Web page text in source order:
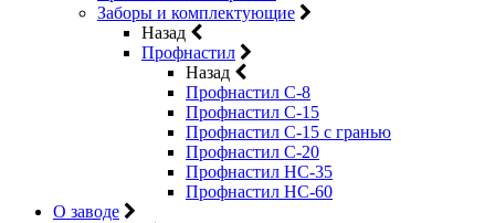
Заборы и комплектующие
Назад
Профнастил
Назад
Профнастил С-8
Профнастил С-15
Профнастил C-15 с гранью
Профнастил C-20
Профнастил НС-35
Профнастил НС-60
О заводе